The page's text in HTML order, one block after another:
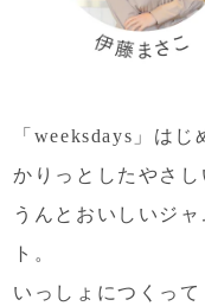
「weeksdays」は
かりっとしたやさ
うんとおいしいジ
ト。
いっしょにつくって